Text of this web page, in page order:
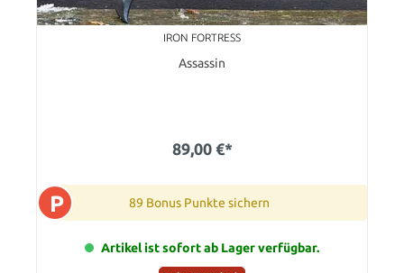
IRON FORTRESS
Assassin
89,00 €*
P 89 Bonus Punkte sichern
Artikel ist sofort ab Lager verfügbar.